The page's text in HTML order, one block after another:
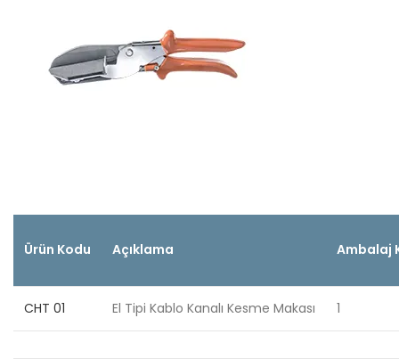
Ürün Kodu Açıklama Ambalaj
CHT 01 El Tipi Kablo Kanalı Kesme Makası 1